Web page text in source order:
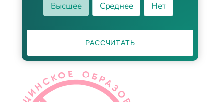
Высшее
Среднее Нет
РАССЧИТАТЬ